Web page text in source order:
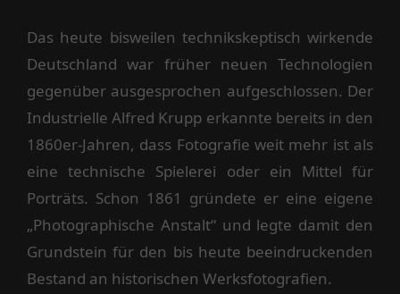
Das heute bisweilen technikskeptisch wirkende
Deutschland war früher neuen Technologien
gegenüber ausgesprochen aufgeschlossen. Der
Industrielle Alfred Krupp erkannte bereits in den
1860er-Jahren, dass Fotografie weit mehr ist als
eine technische Spielerei oder ein Mittel für
Porträts. Schon 1861 gründete er eine eigene
„Photographische Anstalt“ und legte damit den
Grundstein für den bis heute beeindruckenden
Bestand an historischen Werksfotografien.